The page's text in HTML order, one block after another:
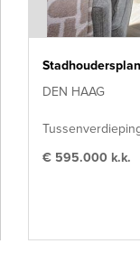
DEN HAAG
€ 595.000 k.k.